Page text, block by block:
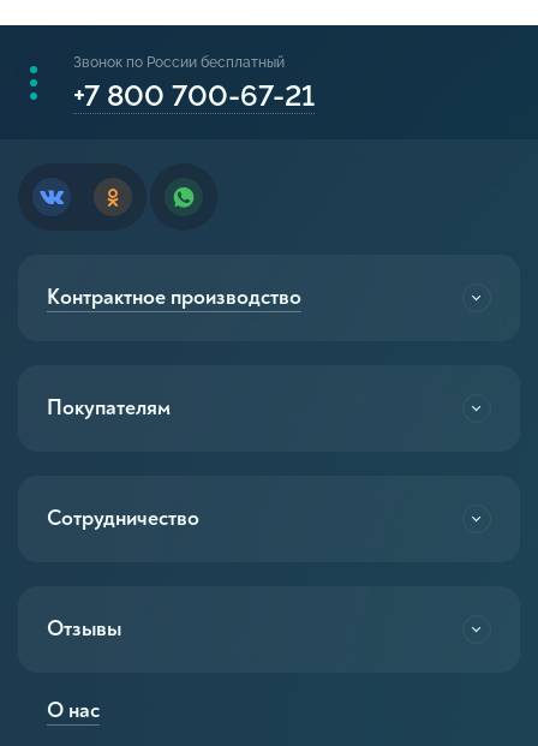
Звонок по России бесплатный
+7 800 700-67-21
Контрактное производство
Покупателям
Сотрудничество
Отзывы
О нас